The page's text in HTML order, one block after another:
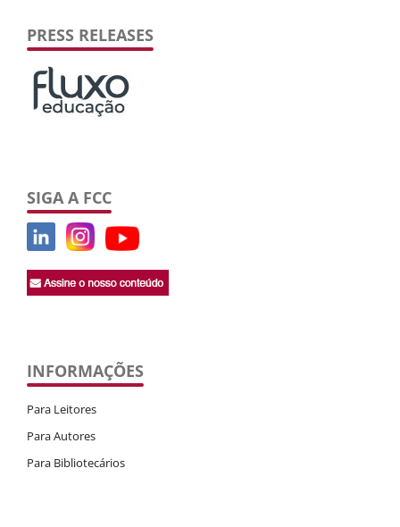
PRESS RELEASES
SIGA A FCC
INFORMAÇÕES
Para Leitores
Para Autores
Para Bibliotecários